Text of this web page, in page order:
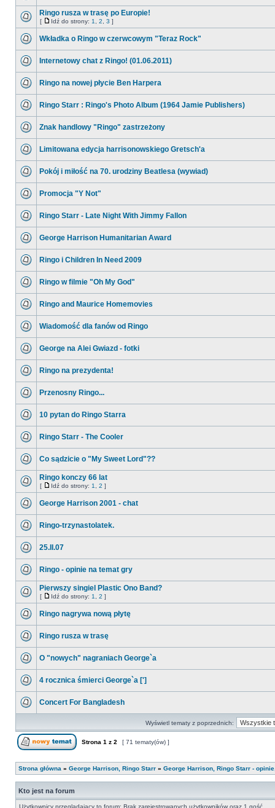
Ringo rusza w trasę po Europie!
[ Idź do strony: 1 2 3 ]
Wkładka o Ringo w czerwcowym "Teraz Rock"
Internetowy chat z Ringo! (01.06.2011)
Ringo na nowej płycie Ben Harpera
Ringo Starr : Ringo's Photo Album (1964 Jamie Publishers)
Znak handlowy "Ringo" zastrzeżony
Limitowana edycja harrisonowskiego Gretsch'a
Pokój i miłość na 70. urodziny Beatlesa (wywiad)
Promocja "Y Not"
Ringo Starr - Late Night With Jimmy Fallon
George Harrison Humanitarian Award
Ringo i Children In Need 2009
Ringo w filmie "Oh My God"
Ringo and Maurice Homemovies
Wiadomość dla fanów od Ringo
George na Alei Gwiazd - fotki
Ringo na prezydenta!
Przenosny Ringo...
10 pytan do Ringo Starra
Ringo Starr - The Cooler
Co sądzicie o "My Sweet Lord"??
Ringo konczy 66 lat
[ Idź do strony: 1 2 ]
George Harrison 2001 - chat
Ringo-trzynastolatek.
25.II.07
Ringo - opinie na temat gry
Pierwszy singiel Plastic Ono Band?
[ Idź do strony: 1 2 ]
Ringo nagrywa nową płytę
Ringo rusza w trasę
O "nowych" nagraniach George`a
4 rocznica śmierci George`a [']
Concert For Bangladesh
Wyświetl tematy z poprzednich:
Strona 1 z 2 [ 71 tematy(ów) ]
Strona główna » George Harrison, Ringo Starr » George Harrison, Ringo Starr -
Kto jest na forum
Użytkownicy przeglądający to forum: Brak zarejestrowanych użytkowników oraz 1 gość